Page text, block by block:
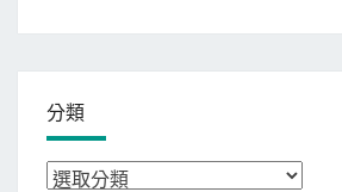
分類
分